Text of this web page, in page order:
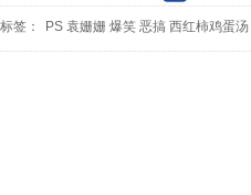
标签： PS 袁姗姗 爆笑 恶搞 西红柿鸡蛋汤